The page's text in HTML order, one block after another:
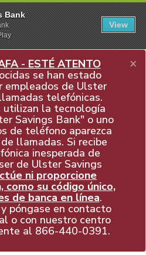
×
- ESTÉ ATENTO
se han estado
empleados de Ulster
telefónicas.
utilizan la tecnología
Savings Bank" o uno
de teléfono aparezca
llamadas. Si recibe
inesperada de
de Ulster Savings
ni proporcione
como su código único,
de banca en línea.
póngase en contacto
o con nuestro centro
al 866-440-0391.
Bank
View